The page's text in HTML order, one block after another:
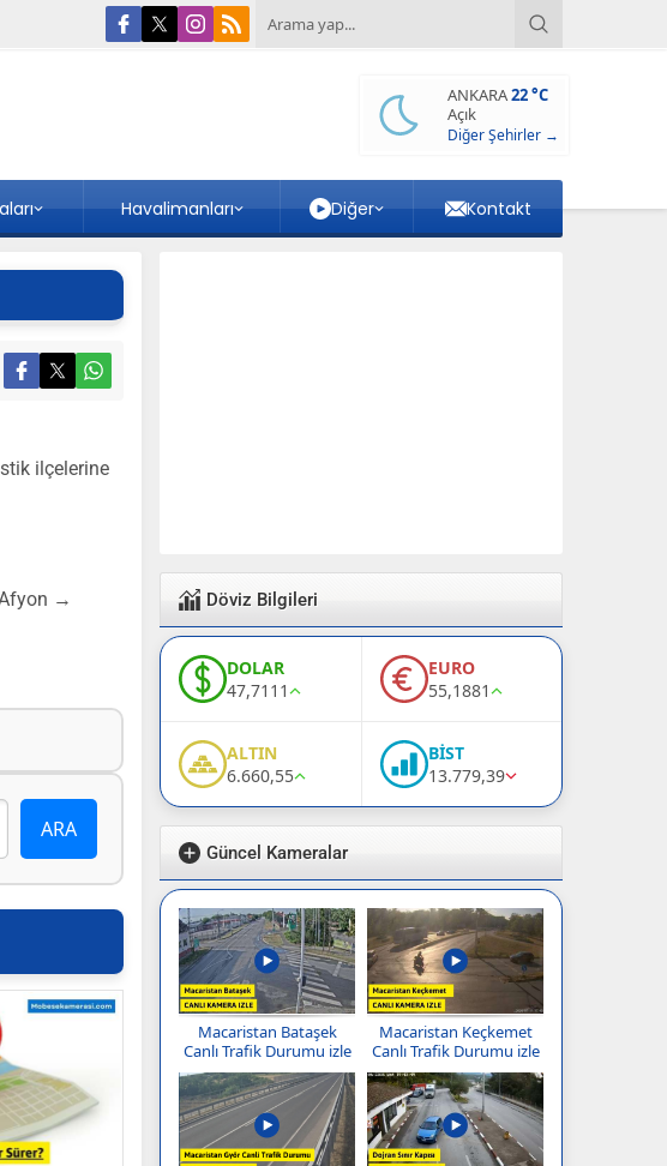
ANKARA22 °C
Açık
Diğer Şehirler →
Havalimanları Diğer Kontakt
ilçelerine
→
Döviz Bilgileri
DOLAR
47,7111
EURO
55,1881
ALTIN
6.660,55
BİST
13.779,39
Güncel Kameralar
Macaristan Bataşek
Canlı Trafik Durumu izle
Macaristan Keçkemet
Canlı Trafik Durumu izle